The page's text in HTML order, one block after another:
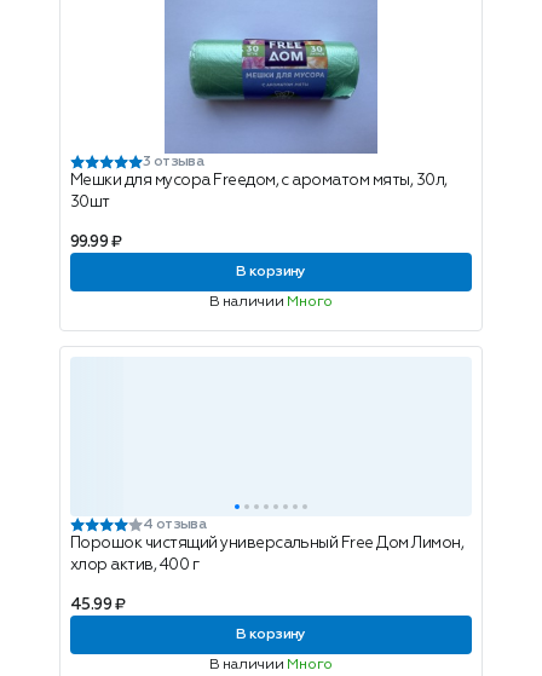
3 отзыва
Мешки для мусора Freeдом, с ароматом мяты, 30л,
30шт
99.99 ₽
В корзину
В наличии Много
4 отзыва
Порошок чистящий универсальный Free Дом Лимон,
хлор актив, 400 г
45.99 ₽
В корзину
В наличии Много